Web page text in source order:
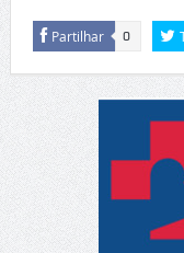
Partilhar 0